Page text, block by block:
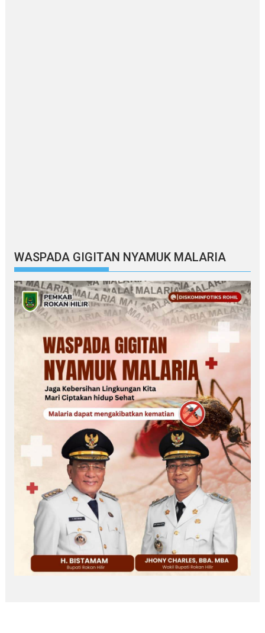
WASPADA GIGITAN NYAMUK MALARIA